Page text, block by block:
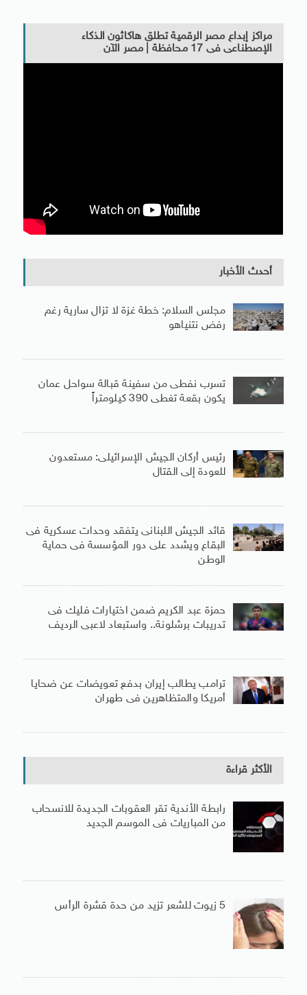
مراكز إبداع مصر الرقمية تطلق هاكاثون الذكاء
الإصطناعى فى 17 محافظة | مصر الآن
أحدث الأخبار
مجلس السلام: خطة غزة لا تزال سارية رغم
رفض نتنياهو
تسرب نفطى من سفينة قبالة سواحل عمان
يكون بقعة تغطى 390 كيلومتراً
رئيس أركان الجيش الإسرائيلى: مستعدون
للعودة إلى القتال
قائد الجيش اللبنانى يتفقد وحدات عسكرية فى
البقاع ويشدد على دور المؤسسة فى حماية
الوطن
حمزة عبد الكريم ضمن اختيارات فليك فى
تدريبات برشلونة.. واستبعاد لاعبى الرديف
ترامب يطالب إيران بدفع تعويضات عن ضحايا
أمريكا والمتظاهرين فى طهران
الأكثر قراءة
رابطة الأندية تقر العقوبات الجديدة للانسحاب
من المباريات فى الموسم الجديد
5 زيوت للشعر تزيد من حدة قشرة الرأس